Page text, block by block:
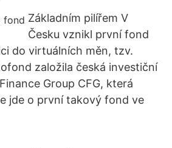
Základním pilířem V
Česku vznikl první fond
do virtuálních měn, tzv.
založila česká investiční
Group CFG, která
jde o první takový fond ve